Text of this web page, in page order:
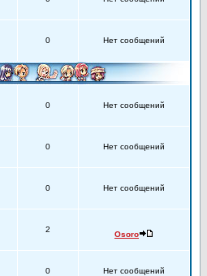
0 Нет сообщений
0 Нет сообщений
0 Нет сообщений
0 Нет сообщений
2
Osoro
0 Нет сообщений